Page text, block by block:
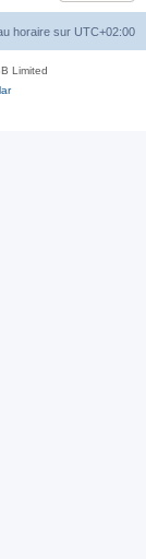
horaire sur UTC+02:00
Limited